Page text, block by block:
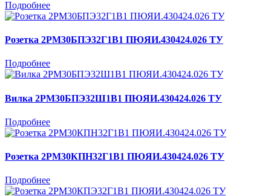
Подробнее
Розетка 2РМ30БПЭ32Г1В1 ПЮЯИ.430424.026 ТУ
Подробнее
Вилка 2РМ30БПЭ32Ш1В1 ПЮЯИ.430424.026 ТУ
Подробнее
Розетка 2РМ30КПН32Г1В1 ПЮЯИ.430424.026 ТУ
Подробнее